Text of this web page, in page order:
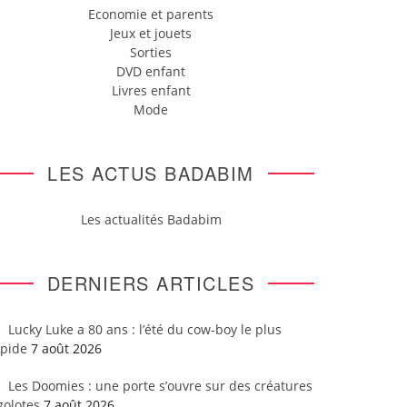
Economie et parents
Jeux et jouets
Sorties
DVD enfant
Livres enfant
Mode
LES ACTUS BADABIM
Les actualités Badabim
DERNIERS ARTICLES
Lucky Luke a 80 ans : l’été du cow-boy le plus
7 août 2026
Les Doomies : une porte s’ouvre sur des créatures